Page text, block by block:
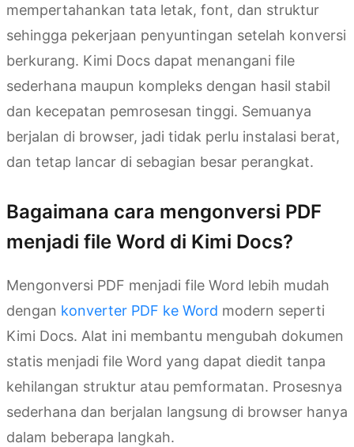
mempertahankan tata letak, font, dan struktur
sehingga pekerjaan penyuntingan setelah konversi
berkurang. Kimi Docs dapat menangani file
sederhana maupun kompleks dengan hasil stabil
dan kecepatan pemrosesan tinggi. Semuanya
berjalan di browser, jadi tidak perlu instalasi berat,
dan tetap lancar di sebagian besar perangkat.
Bagaimana cara mengonversi PDF
menjadi file Word di Kimi Docs?
Mengonversi PDF menjadi file Word lebih mudah
dengan konverter PDF ke Word modern seperti
Kimi Docs. Alat ini membantu mengubah dokumen
statis menjadi file Word yang dapat diedit tanpa
kehilangan struktur atau pemformatan. Prosesnya
sederhana dan berjalan langsung di browser hanya
dalam beberapa langkah.